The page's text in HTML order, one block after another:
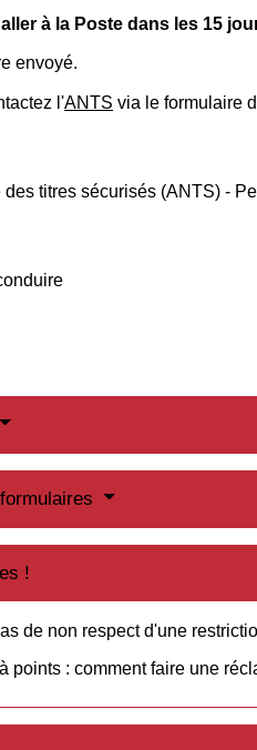
à la Poste dans les 15
envoyé.
l'ANTS via le formulaire
titres sécurisés (ANTS) -
!
de non respect d'une
points : comment faire une